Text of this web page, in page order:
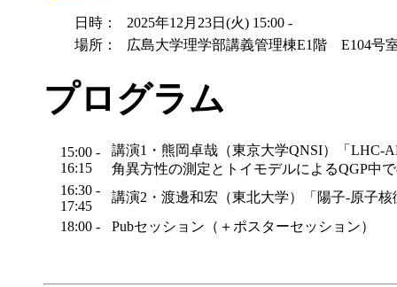
日時：
2025年12月23日(火) 15:00 -
場所：
広島大学理学部講義管理棟E1階 E104号
プログラム
15:00 -
16:15
講演1・熊岡卓哉（東京大学QNSI）「LHC-
角異方性の測定とトイモデルによるQGP中
16:30 -
17:45
講演2・渡邊和宏（東北大学）「陽子-原子
18:00 -
Pubセッション（＋ポスターセッション）